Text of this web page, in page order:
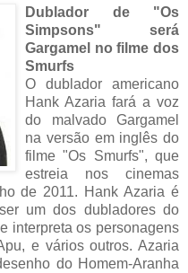
Dublador de "Os
Simpsons" será
Gargamel no filme dos
Smurfs
O dublador americano
Hank Azaria fará a voz
do malvado Gargamel
na versão em inglês do
filme "Os Smurfs", que
estreia nos cinemas
de 2011. Hank Azaria é
um dos dubladores do
interpreta os personagens
e vários outros. Azaria
do Homem-Aranha